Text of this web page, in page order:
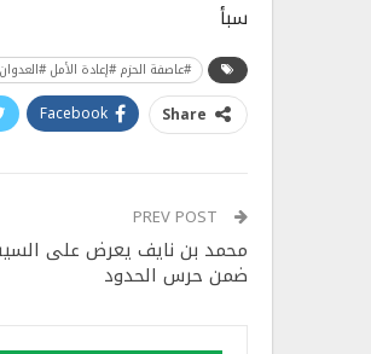
سبأ
#عاصفة الحزم #إعادة الأمل
Share
Facebook
ضمن حرس الحدود